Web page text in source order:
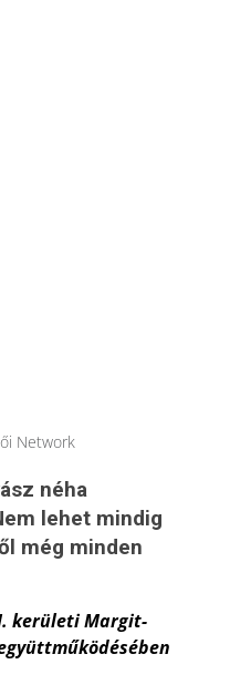
Network
néha
lehet mindig
még minden
kerületi Margit-